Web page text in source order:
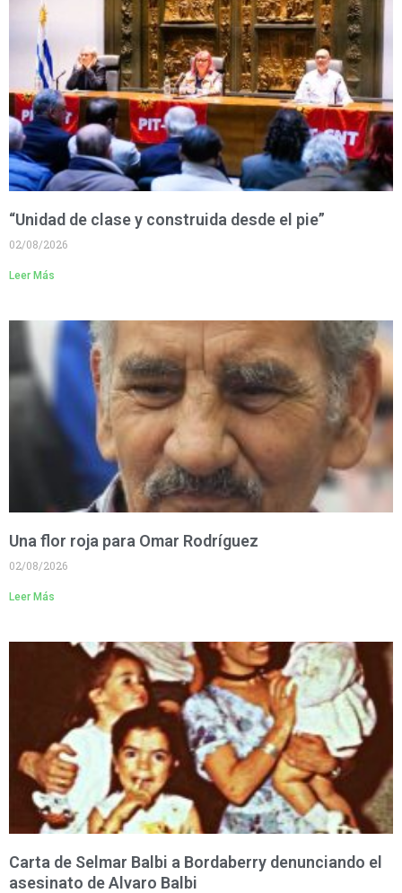
“Unidad de clase y construida desde el pie”
02/08/2026
Leer Más
Una flor roja para Omar Rodríguez
02/08/2026
Leer Más
Carta de Selmar Balbi a Bordaberry denunciando el
asesinato de Alvaro Balbi